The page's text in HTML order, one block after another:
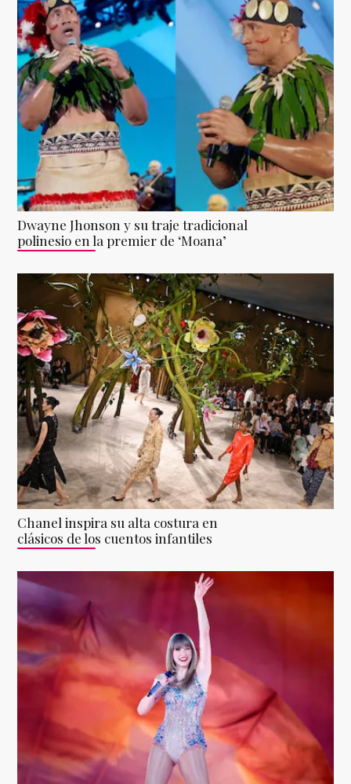
Dwayne Jhonson y su traje tradicional
polinesio en la premier de ‘Moana’
Chanel inspira su alta costura en
clásicos de los cuentos infantiles